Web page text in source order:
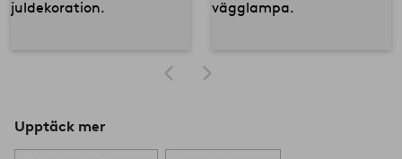
Upptäck mer